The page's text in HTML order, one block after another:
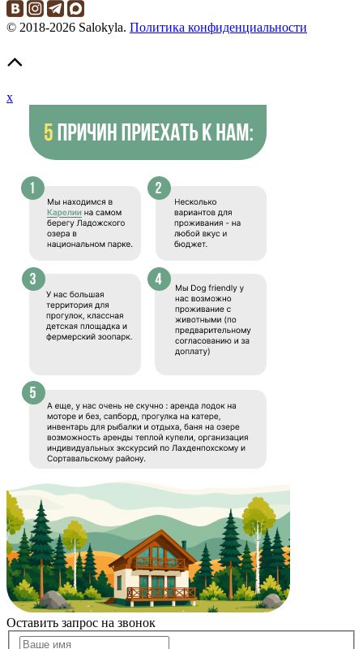
© 2018-2026 Salokyla. Политика конфиденциальности
x
Оставить запрос на звонок